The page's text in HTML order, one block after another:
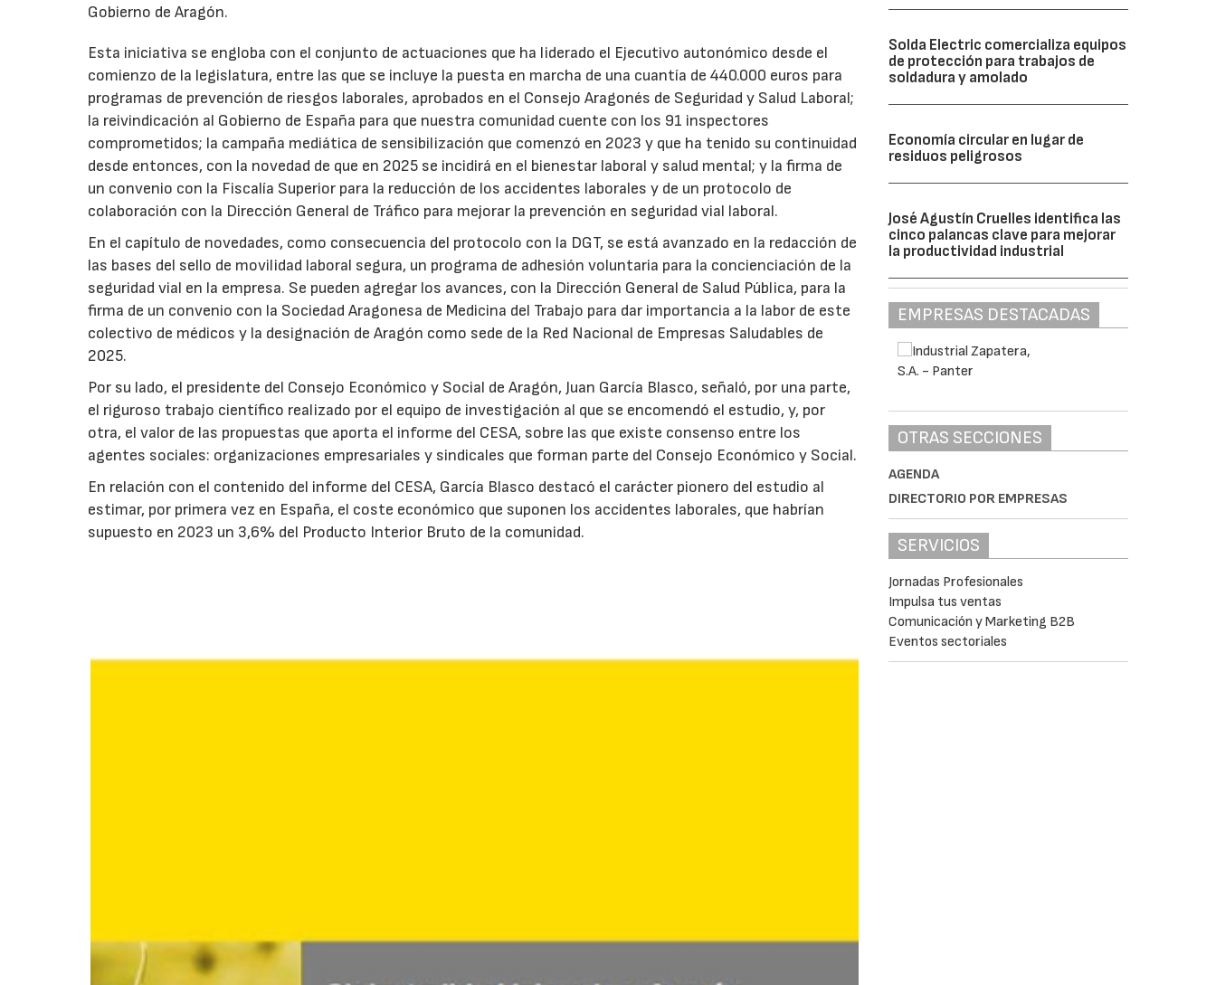
Gobierno de Aragón.
Esta iniciativa se engloba con el conjunto de actuaciones que ha liderado el Ejecutivo autonómico desde el
comienzo de la legislatura, entre las que se incluye la puesta en marcha de una cuantía de 440.000 euros para
programas de prevención de riesgos laborales, aprobados en el Consejo Aragonés de Seguridad y Salud Laboral;
la reivindicación al Gobierno de España para que nuestra comunidad cuente con los 91 inspectores
comprometidos; la campaña mediática de sensibilización que comenzó en 2023 y que ha tenido su continuidad
desde entonces, con la novedad de que en 2025 se incidirá en el bienestar laboral y salud mental; y la firma de
un convenio con la Fiscalía Superior para la reducción de los accidentes laborales y de un protocolo de
colaboración con la Dirección General de Tráfico para mejorar la prevención en seguridad vial laboral.
En el capítulo de novedades, como consecuencia del protocolo con la DGT, se está avanzado en la redacción de
las bases del sello de movilidad laboral segura, un programa de adhesión voluntaria para la concienciación de la
seguridad vial en la empresa. Se pueden agregar los avances, con la Dirección General de Salud Pública, para la
firma de un convenio con la Sociedad Aragonesa de Medicina del Trabajo para dar importancia a la labor de este
colectivo de médicos y la designación de Aragón como sede de la Red Nacional de Empresas Saludables de
2025.
Por su lado, el presidente del Consejo Económico y Social de Aragón, Juan García Blasco, señaló, por una parte,
el riguroso trabajo científico realizado por el equipo de investigación al que se encomendó el estudio, y, por
otra, el valor de las propuestas que aporta el informe del CESA, sobre las que existe consenso entre los
agentes sociales: organizaciones empresariales y sindicales que forman parte del Consejo Económico y Social.
En relación con el contenido del informe del CESA, García Blasco destacó el carácter pionero del estudio al
estimar, por primera vez en España, el coste económico que suponen los accidentes laborales, que habrían
supuesto en 2023 un 3,6% del Producto Interior Bruto de la comunidad.
Solda Electric comercializa equipos
de protección para trabajos de
soldadura y amolado
Economía circular en lugar de
residuos peligrosos
José Agustín Cruelles identifica las
cinco palancas clave para mejorar
la productividad industrial
EMPRESAS DESTACADAS
OTRAS SECCIONES
AGENDA
DIRECTORIO POR EMPRESAS
SERVICIOS
Jornadas Profesionales
Impulsa tus ventas
Comunicación y Marketing B2B
Eventos sectoriales